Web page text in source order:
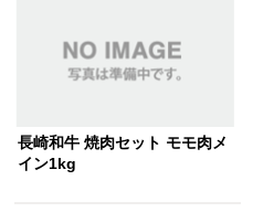
長崎和牛 焼肉セット モモ肉メ
イン1kg